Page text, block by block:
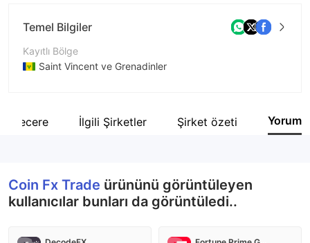
Temel Bilgiler
Kayıtlı Bölge
Saint Vincent ve Grenadinler
Şirket Adı
Şecere İlgili Şirketler Şirket özeti Yorum
Coin Fx Trade ürününü görüntüleyen
kullanıcılar bunları da görüntüledi..